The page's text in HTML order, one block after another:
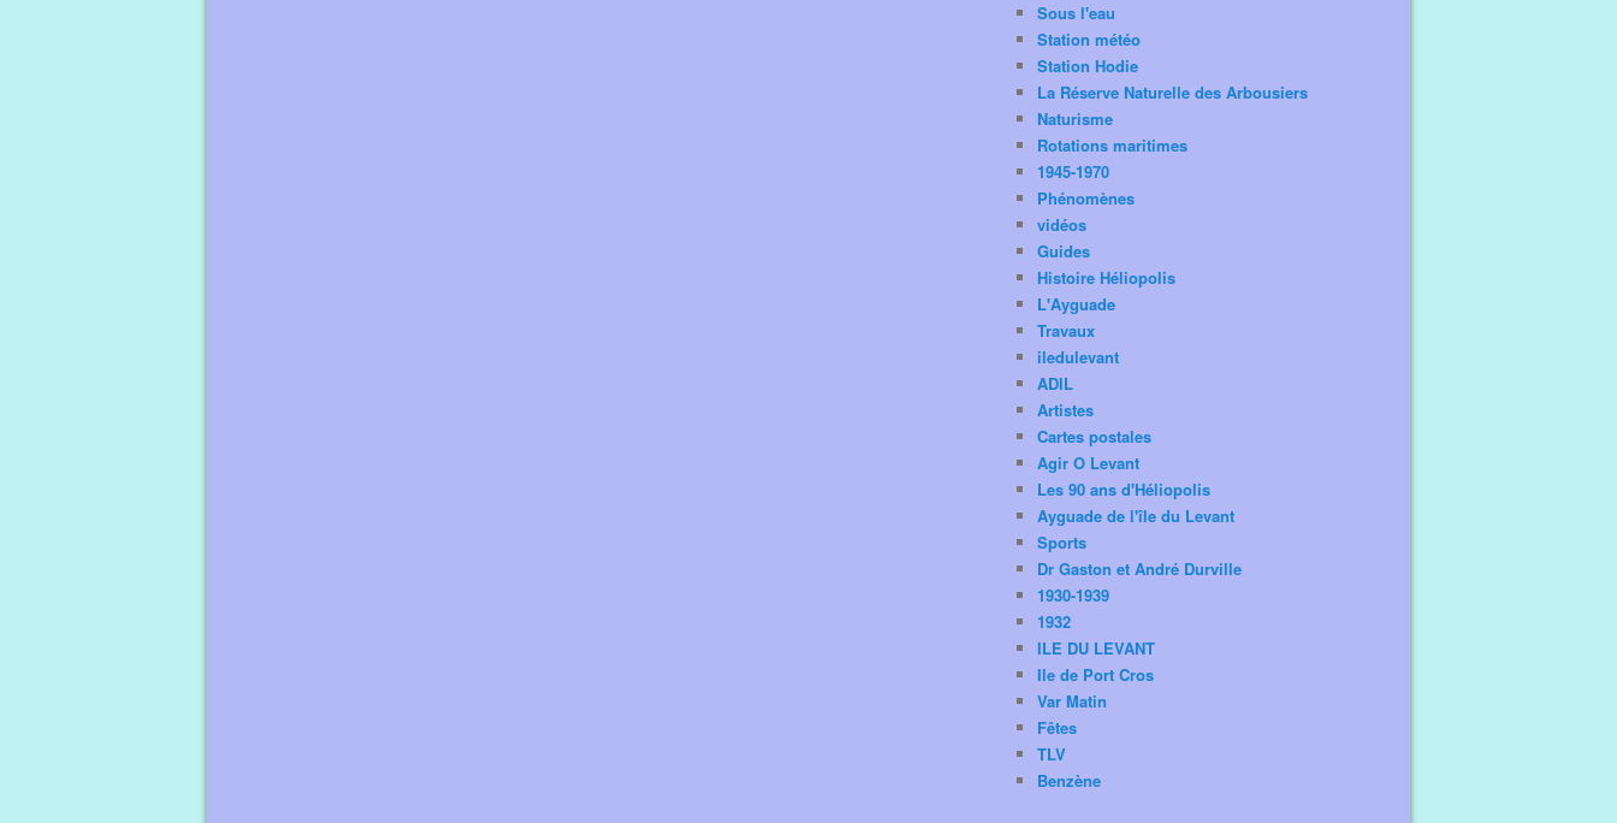
Sous l'eau
Station météo
Station Hodie
La Réserve Naturelle des Arbousiers
Naturisme
Rotations maritimes
1945-1970
Phénomènes
vidéos
Guides
Histoire Héliopolis
L'Ayguade
Travaux
iledulevant
ADIL
Artistes
Cartes postales
Agir O Levant
Les 90 ans d'Héliopolis
Ayguade de l'île du Levant
Sports
Dr Gaston et André Durville
1930-1939
1932
ILE DU LEVANT
Ile de Port Cros
Var Matin
Fêtes
TLV
Benzène